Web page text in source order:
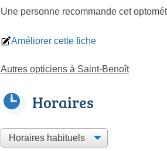
Une personne recommande cet
Améliorer cette fiche
Autres opticiens à Saint-Benoît
Horaires